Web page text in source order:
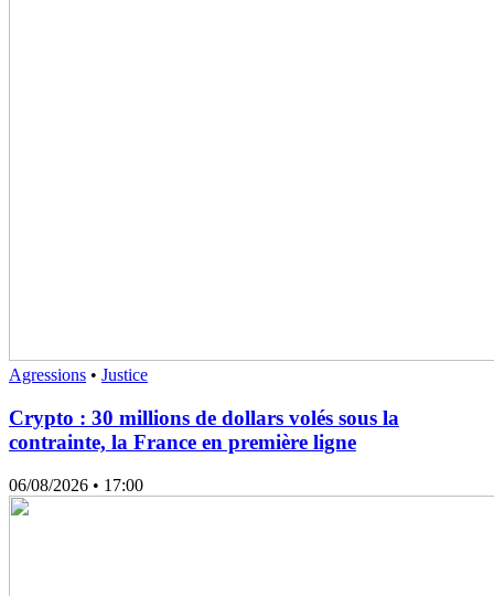
Agressions • Justice
Crypto : 30 millions de dollars volés sous la
contrainte, la France en première ligne
06/08/2026 • 17:00